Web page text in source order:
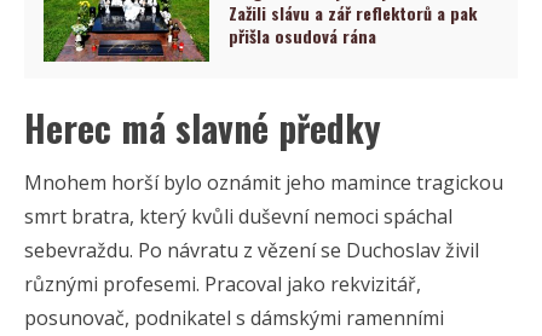
Zažili slávu a zář reflektorů a pak
přišla osudová rána
Herec má slavné předky
Mnohem horší bylo oznámit jeho mamince tragickou
smrt bratra, který kvůli duševní nemoci spáchal
sebevraždu. Po návratu z vězení se Duchoslav živil
různými profesemi. Pracoval jako rekvizitář,
posunovač, podnikatel s dámskými ramenními